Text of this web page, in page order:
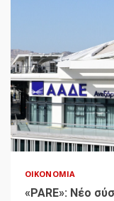
ΟΙΚΟΝΟΜΊΑ
«PARE»: Νέο